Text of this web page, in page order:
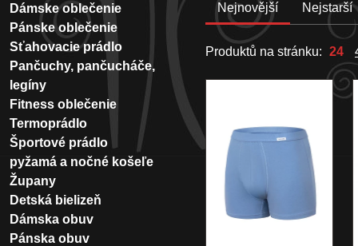
Nejnovější Nejstarší
Produktů na stránku: 24
Dámske oblečenie
Pánske oblečenie
Sťahovacie prádlo
Pančuchy, pančucháče,
legíny
Fitness oblečenie
Termoprádlo
Športové prádlo
pyžamá a nočné košeľe
Župany
Detská bielizeň
Dámska obuv
Pánska obuv